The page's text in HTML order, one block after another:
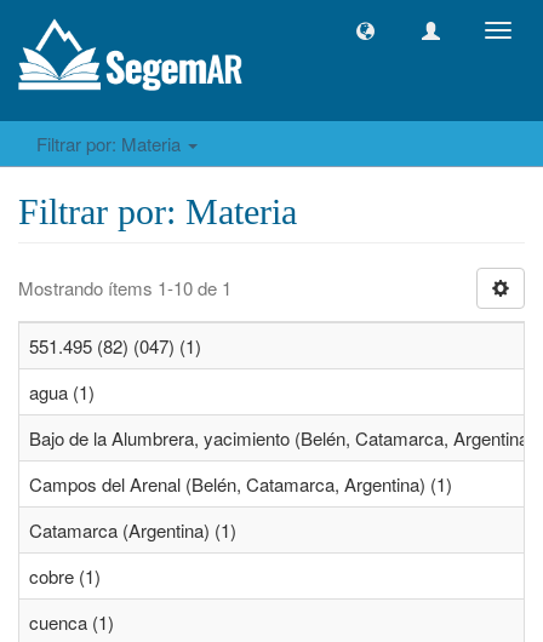
Filtrar por: Materia
Filtrar por: Materia
Mostrando ítems 1-10 de 1
551.495 (82) (047) (1)
agua (1)
Bajo de la Alumbrera, yacimiento (Belén, Catamarca, Argentina)
Campos del Arenal (Belén, Catamarca, Argentina) (1)
Catamarca (Argentina) (1)
cobre (1)
cuenca (1)